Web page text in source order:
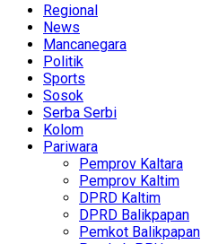
Regional
News
Mancanegara
Politik
Sports
Sosok
Serba Serbi
Kolom
Pariwara
Pemprov Kaltara
Pemprov Kaltim
DPRD Kaltim
DPRD Balikpapan
Pemkot Balikpapan